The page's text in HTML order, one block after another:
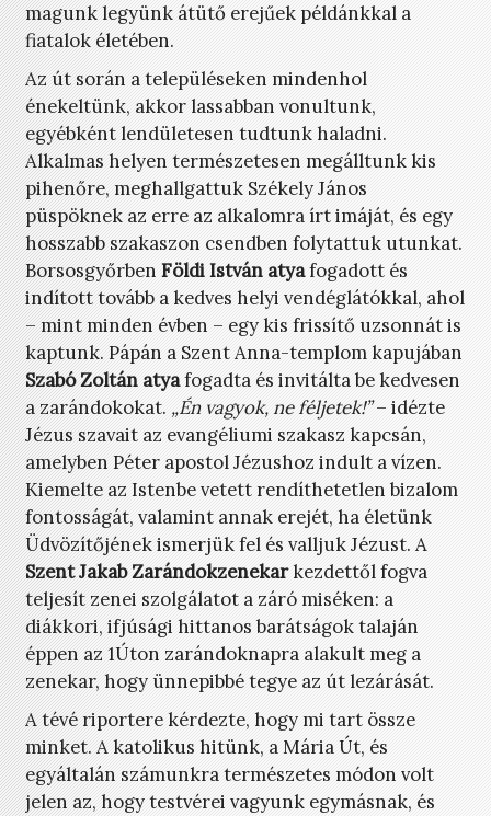
magunk legyünk átütő erejűek példánkkal a
fiatalok életében.
Az út során a településeken mindenhol
énekeltünk, akkor lassabban vonultunk,
egyébként lendületesen tudtunk haladni.
Alkalmas helyen természetesen megálltunk kis
pihenőre, meghallgattuk Székely János
püspöknek az erre az alkalomra írt imáját, és egy
hosszabb szakaszon csendben folytattuk utunkat.
BorsosgyőrbenFöldi István atyafogadott és
indított tovább a kedves helyi vendéglátókkal, ahol
– mint minden évben – egy kis frissítő uzsonnát is
kaptunk. Pápán a Szent Anna-templom kapujában
Szabó Zoltán atyafogadta és invitálta be kedvesen
a zarándokokat. „Én vagyok, ne féljetek!”– idézte
Jézus szavait az evangéliumi szakasz kapcsán,
amelyben Péter apostol Jézushoz indult a vízen.
Kiemelte az Istenbe vetett rendíthetetlen bizalom
fontosságát, valamint annak erejét, ha életünk
Üdvözítőjének ismerjük fel és valljuk Jézust. A
Szent Jakab Zarándokzenekarkezdettől fogva
teljesít zenei szolgálatot a záró miséken: a
diákkori, ifjúsági hittanos barátságok talaján
éppen az 1Úton zarándoknapra alakult meg a
zenekar, hogy ünnepibbé tegye az út lezárását.
A tévé riportere kérdezte, hogy mi tart össze
minket. A katolikus hitünk, a Mária Út, és
egyáltalán számunkra természetes módon volt
jelen az, hogy testvérei vagyunk egymásnak, és